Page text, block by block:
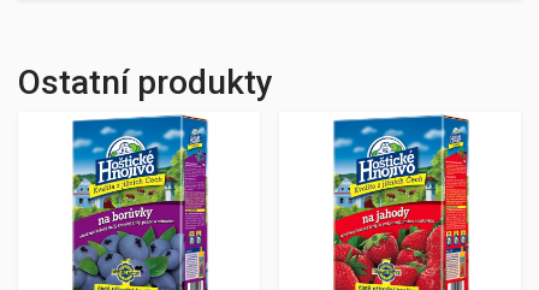
Ostatní produkty